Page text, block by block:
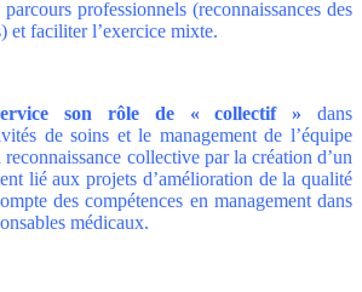
professionnels (reconnaissances des
et faciliter l’exercice mixte.
son rôle de « collectif » dans
de soins et le management de l’équipe
collective par la création d’un
lié aux projets d’amélioration de la qualité
des compétences en management dans
médicaux.